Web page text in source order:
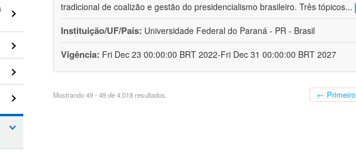
tradicional de coalizão e gestão do presidencialismo brasileiro. Três tópicos...
Instituição/UF/País: Universidade Federal do Paraná - PR - Brasil
Vigência: Fri Dec 23 00:00:00 BRT 2022-Fri Dec 31 00:00:00 BRT 2027
Mostrando 49 - 49 de 4.018 resultados. ← Primeiro